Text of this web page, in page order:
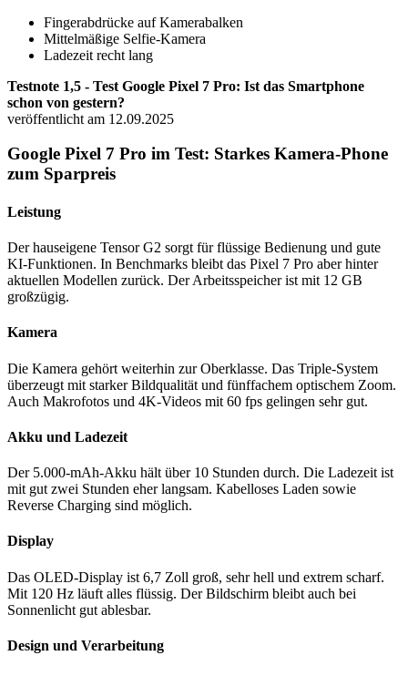
Fingerabdrücke auf Kamerabalken
Mittelmäßige Selfie-Kamera
Ladezeit recht lang
Testnote 1,5 - Test Google Pixel 7 Pro: Ist das Smartphone
schon von gestern?
veröffentlicht am 12.09.2025
Google Pixel 7 Pro im Test: Starkes Kamera-Phone
zum Sparpreis
Leistung
Der hauseigene Tensor G2 sorgt für flüssige Bedienung und gute
KI-Funktionen. In Benchmarks bleibt das Pixel 7 Pro aber hinter
aktuellen Modellen zurück. Der Arbeitsspeicher ist mit 12 GB
großzügig.
Kamera
Die Kamera gehört weiterhin zur Oberklasse. Das Triple-System
überzeugt mit starker Bildqualität und fünffachem optischem Zoom.
Auch Makrofotos und 4K-Videos mit 60 fps gelingen sehr gut.
Akku und Ladezeit
Der 5.000-mAh-Akku hält über 10 Stunden durch. Die Ladezeit ist
mit gut zwei Stunden eher langsam. Kabelloses Laden sowie
Reverse Charging sind möglich.
Display
Das OLED-Display ist 6,7 Zoll groß, sehr hell und extrem scharf.
Mit 120 Hz läuft alles flüssig. Der Bildschirm bleibt auch bei
Sonnenlicht gut ablesbar.
Design und Verarbeitung